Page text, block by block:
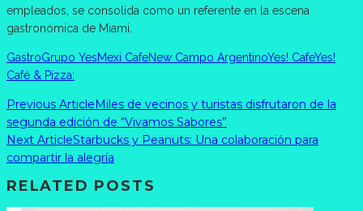
empleados, se consolida como un referente en la escena
gastronómica de Miami.
GastroGrupo YesMexi CafeNew Campo ArgentinoYes! CafeYes!
Café & Pizza:
Previous ArticleMiles de vecinos y turistas disfrutaron de la
segunda edición de “Vivamos Sabores”
Next ArticleStarbucks y Peanuts: Una colaboración para
compartir la alegría
RELATED POSTS